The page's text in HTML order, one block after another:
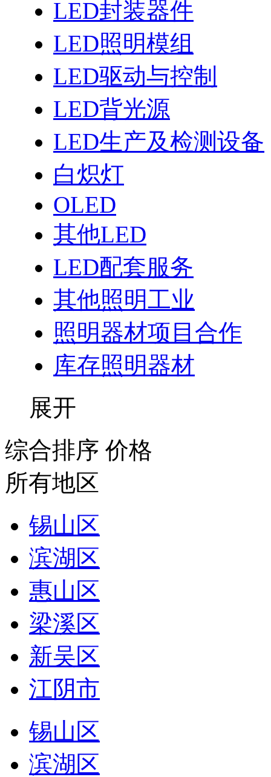
LED封装器件
LED照明模组
LED驱动与控制
LED背光源
LED生产及检测设备
白炽灯
OLED
其他LED
LED配套服务
其他照明工业
照明器材项目合作
库存照明器材
展开
综合排序 价格
所有地区
锡山区
滨湖区
惠山区
梁溪区
新吴区
江阴市
锡山区
滨湖区